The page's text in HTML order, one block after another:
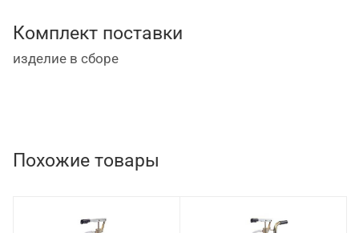
Комплект поставки
изделие в сборе
Похожие товары